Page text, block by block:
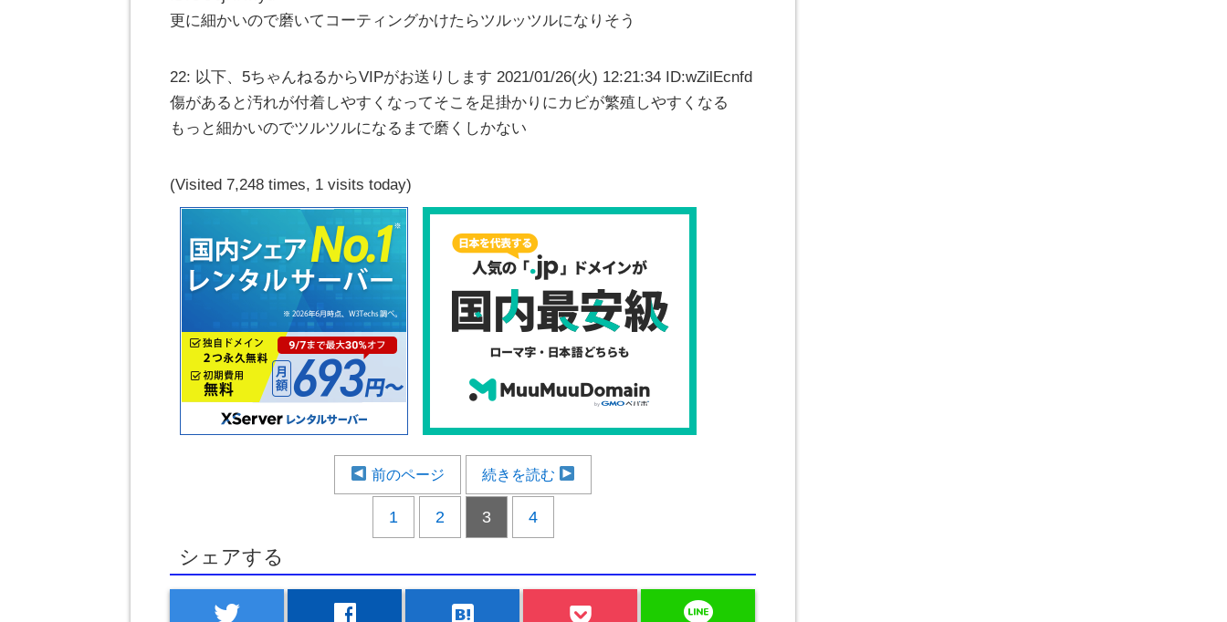
更に細かいので磨いてコーティングかけたらツルッツルになりそう
22: 以下、5ちゃんねるからVIPがお送りします 2021/01/26(火) 12:21:34 ID:wZilEcnfd
傷があると汚れが付着しやすくなってそこを足掛かりにカビが繁殖しやすくなる
もっと細かいのでツルツルになるまで磨くしかない
(Visited 7,248 times, 1 visits today)
前のページ 続きを読む
1 2 3 4
シェアする
twitter facebook hatenabookmark